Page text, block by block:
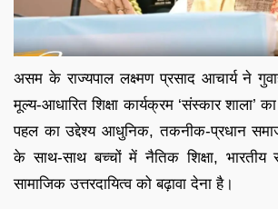
असम के राज्यपाल लक्ष्मण प्रसाद आचार्य ने
मूल्य-आधारित शिक्षा कार्यक्रम ‘संस्कार शाला’
पहल का उद्देश्य आधुनिक, तकनीक-प्रधान
के साथ-साथ बच्चों में नैतिक शिक्षा,
सामाजिक उत्तरदायित्व को बढ़ावा देना है।